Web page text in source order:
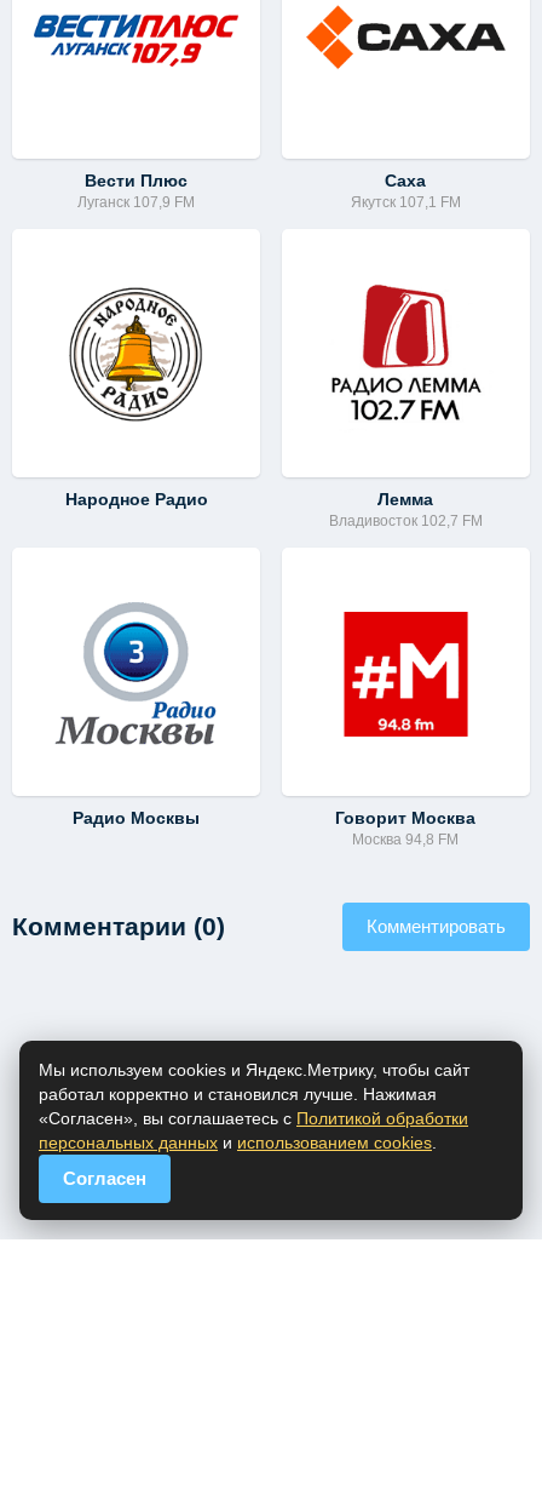
Вести Плюс
Луганск 107,9 FM
Саха
Якутск 107,1 FM
Народное Радио Лемма
Владивосток 102,7 FM
Радио Москвы Говорит Москва
Москва 94,8 FM
Комментарии (0) Комментировать
Мы используем cookies и Яндекс.Метрику, чтобы сайт
работал корректно и становился лучше. Нажимая
«Согласен», вы соглашаетесь с Политикой обработки
персональных данных и использованием cookies
Согласен